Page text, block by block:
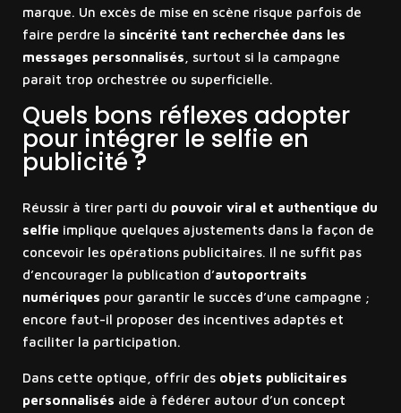
marque. Un excès de mise en scène risque parfois de
faire perdre la sincérité tant recherchée dans les
messages personnalisés , surtout si la campagne
paraît trop orchestrée ou superficielle.
Quels bons réflexes adopter
pour intégrer le selfie en
publicité ?
Réussir à tirer parti du pouvoir viral et authentique du
selfieimplique quelques ajustements dans la façon de
concevoir les opérations publicitaires. Il ne suffit pas
d’encourager la publication d’autoportraits
numériques pour garantir le succès d’une campagne ;
encore faut-il proposer des incentives adaptés et
faciliter la participation.
Dans cette optique, offrir des objets publicitaires
personnalisés aide à fédérer autour d’un concept